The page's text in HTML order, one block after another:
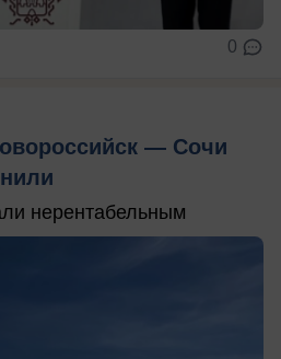
0
— Сочи
нерентабельным